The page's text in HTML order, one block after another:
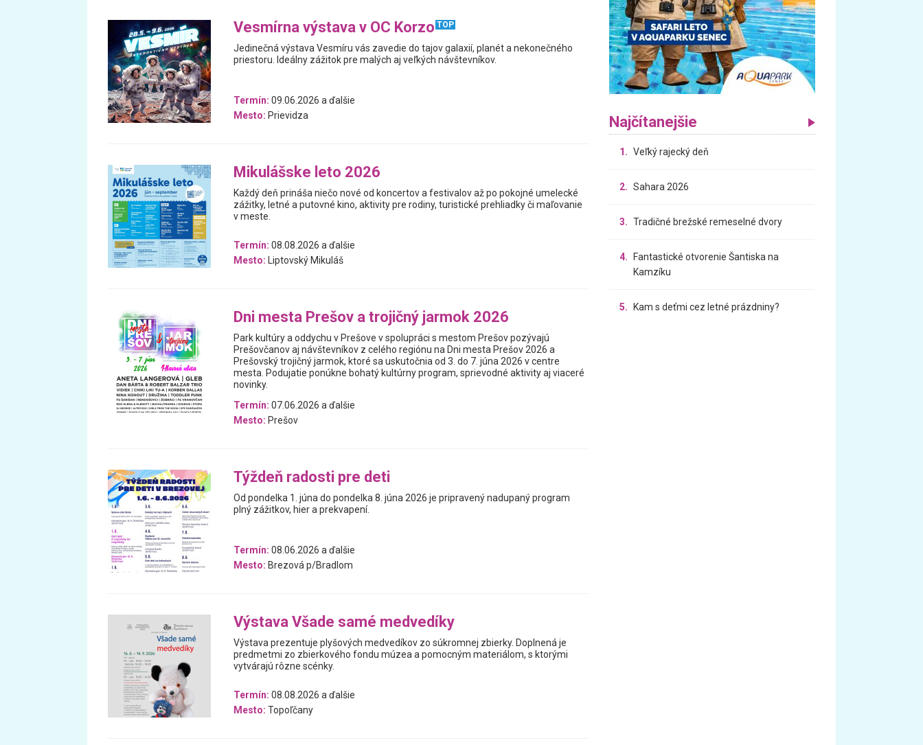
Vesmírna výstava v OC Korzo TOP
Jedinečná výstava Vesmíru vás zavedie do tajov galaxií, planét a nekonečného
priestoru. Ideálny zážitok pre malých aj veľkých návštevníkov.
Termín: 09.06.2026 a ďalšie
Mesto: Prievidza
Mikulášske leto 2026
Každý deň prináša niečo nové od koncertov a festivalov až po pokojné umelecké
zážitky, letné a putovné kino, aktivity pre rodiny, turistické prehliadky či maľovanie
v meste.
Termín: 08.08.2026 a ďalšie
Mesto: Liptovský Mikuláš
Dni mesta Prešov a trojičný jarmok 2026
Park kultúry a oddychu v Prešove v spolupráci s mestom Prešov pozývajú
Prešovčanov aj návštevníkov z celého regiónu na Dni mesta Prešov 2026 a
Prešovský trojičný jarmok, ktoré sa uskutočnia od 3. do 7. júna 2026 v centre
mesta. Podujatie ponúkne bohatý kultúrny program, sprievodné aktivity aj viaceré
novinky.
Termín: 07.06.2026 a ďalšie
Mesto: Prešov
Týždeň radosti pre deti
Od pondelka 1. júna do pondelka 8. júna 2026 je pripravený nadupaný program
plný zážitkov, hier a prekvapení.
Termín: 08.06.2026 a ďalšie
Mesto: Brezová p/Bradlom
Výstava Všade samé medvedíky
Výstava prezentuje plyšových medvedíkov zo súkromnej zbierky. Doplnená je
predmetmi zo zbierkového fondu múzea a pomocným materiálom, s ktorými
vytvárajú rôzne scénky.
Termín: 08.08.2026 a ďalšie
Mesto: Topoľčany
Najčítanejšie
1. Veľký rajecký deň
2. Sahara 2026
3. Tradičné brežské remeselné dvory
4.
Fantastické otvorenie Šantiska na
Kamzíku
5. Kam s deťmi cez letné prázdniny?